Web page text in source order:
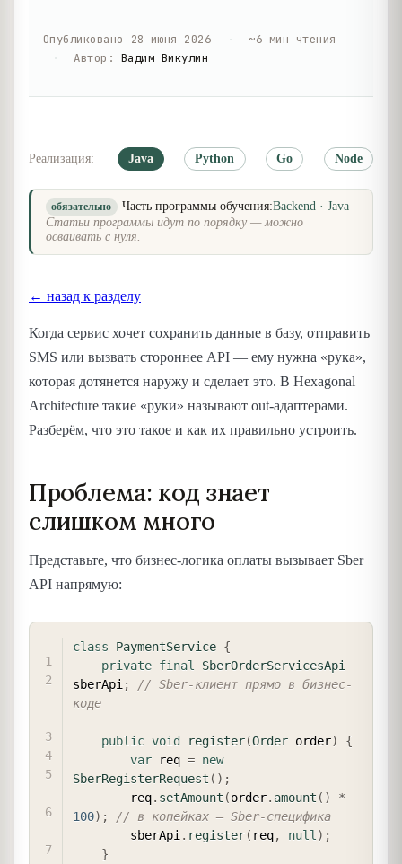
Опубликовано 28 июня 2026 ~6 мин чтения
Автор : Вадим Викулин
Реализация: Java Python Go Node
обязательно Часть программы обучения:Backend · Java
Статьи программы идут по порядку — можно
осваивать с нуля.
← назад к разделу
Когда сервис хочет сохранить данные в базу, отправить
SMS или вызвать стороннее API — ему нужна «рука»,
которая дотянется наружу и сделает это. В Hexagonal
Architecture такие «руки» называют out-адаптерами.
Разберём, что это такое и как их правильно устроить.
Проблема: код знает
слишком много
Представьте, что бизнес-логика оплаты вызывает Sber
API напрямую:
class PaymentService {
private final
SberOrderServicesApi
sberApi ;
// Sber-клиент прямо в бизнес-
коде
public void register(Order order)
{
var req = new
SberRegisterRequest ( ) ;
        req
. setAmount (order. amount ( )
*
100) ;
// в копейках — Sber-специфика
        sberApi
. register( req, null ) ;
}